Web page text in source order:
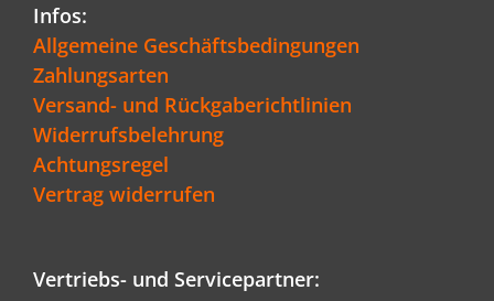
Infos:
Allgemeine Geschäftsbedingungen
Zahlungsarten
Versand- und Rückgaberichtlinien
Widerrufsbelehrung
Achtungsregel
Vertrag widerrufen
Vertriebs- und Servicepartner: